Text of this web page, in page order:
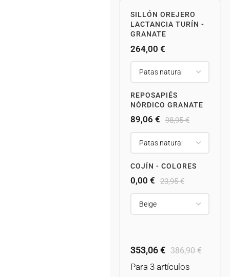
SILLÓN OREJERO
LACTANCIA TURÍN -
GRANATE
264,00 €
REPOSAPIÉS
NÓRDICO GRANATE
98,95€
89,06 €
COJÍN - COLORES
23,95€
0,00 €
386,90€
353,06€
Para 3 artículos